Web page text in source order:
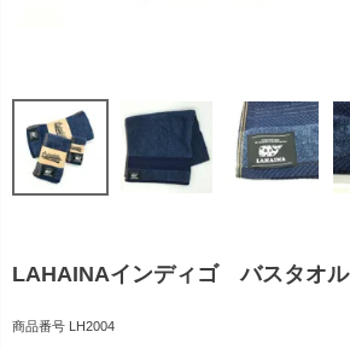
LAHAINAインディゴ バスタオル
商品番号 LH2004